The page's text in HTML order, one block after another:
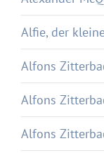
Alfie, der
Alfons
Alfons
Alfons